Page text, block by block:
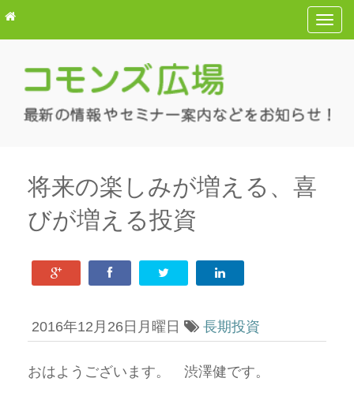
T
o
e
将来の楽しみが増える、喜
びが増える投資
2016年12月26日月曜日 長期投資
おはようございます。 渋澤健です。